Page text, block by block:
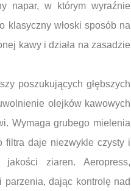
napar, w którym wyraźnie
klasyczny włoski sposób na
kawy i działa na zasadzie
poszukujących głębszych
olejków kawowych
Wymaga grubego mielenia
filtra daje niezwykle czysty i
ziaren. Aeropress,
dając kontrolę nad